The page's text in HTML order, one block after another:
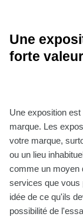
Une
forte
Une exposition
marque. Les
votre marque,
ou un lieu
comme un moyen
services que vous
idée de ce qu'ils
possibilité de